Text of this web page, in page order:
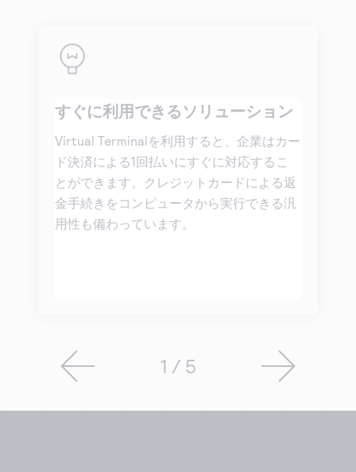
すぐに利用できるソリューション
Virtual Terminalを利用すると、企業はカー
ド決済による1回払いにすぐに対応するこ
とができます。クレジットカードによる返
金手続きをコンピュータから実行できる汎
用性も備わっています。
1 / 5